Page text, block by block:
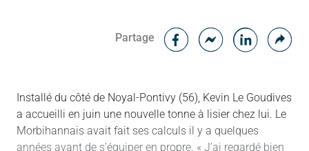
Partage
Facebook
Installé du côté de Noyal-Pontivy (56), Kevin Le Goudives
a accueilli en juin une nouvelle tonne à lisier chez lui. Le
Morbihannais avait fait ses calculs il y a quelques
années avant de s’équiper en propre. « J’ai regardé bien